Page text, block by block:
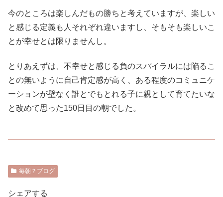
今のところは楽しんだもの勝ちと考えていますが、楽しい
と感じる定義も人それぞれ違いますし、そもそも楽しいこ
とが幸せとは限りませんし。
とりあえずは、不幸せと感じる負のスパイラルには陥るこ
との無いように自己肯定感が高く、ある程度のコミュニケ
ーションが壁なく誰とでもとれる子に親として育てたいな
と改めて思った150日目の朝でした。
毎朝？ブログ
シェアする